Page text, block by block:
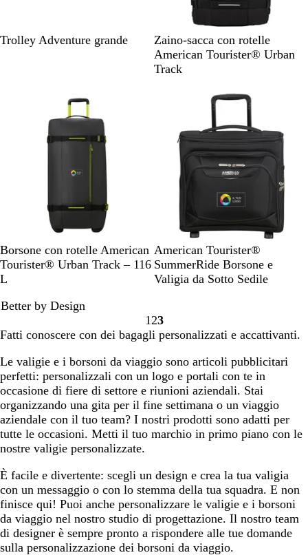
B
Trolley Adventure grande
N
e
r
C
a
c
Zaino-sacca con rotelle
American Tourister® Urban
Track
Articolo non disponibile
N
e
r
/
e
d
e
l
i
m
e
B
e
i
e
O
a
n
g
e
B
l
u
a
i
o
/
A
r
a
n
c
i
o
n
e
Borsone con rotelle American
Tourister® Urban Track – 116
L
Better by Design
Articolo non disponibile
N
e
r
American Tourister®
SummerRide Borsone e
Valigia da Sotto Sedile
Vai
alla
pagina
1Vai
alla
pagina
2Vai
alla
3
Fatti conoscere con dei bagagli personalizzati e accattivanti.
Le valigie e i borsoni da viaggio sono articoli pubblicitari
perfetti: personalizzali con un logo e portali con te in
occasione di fiere di settore e riunioni aziendali. Stai
organizzando una gita per il fine settimana o un viaggio
aziendale con il tuo team? I nostri prodotti sono adatti per
tutte le occasioni. Metti il tuo marchio in primo piano con le
nostre valigie personalizzate.
È facile e divertente: scegli un design e crea la tua valigia
con un messaggio o con lo stemma della tua squadra. E non
finisce qui! Puoi anche personalizzare le valigie e i borsoni
da viaggio nel nostro studio di progettazione. Il nostro team
di designer è sempre pronto a rispondere alle tue domande
sulla personalizzazione dei borsoni da viaggio.